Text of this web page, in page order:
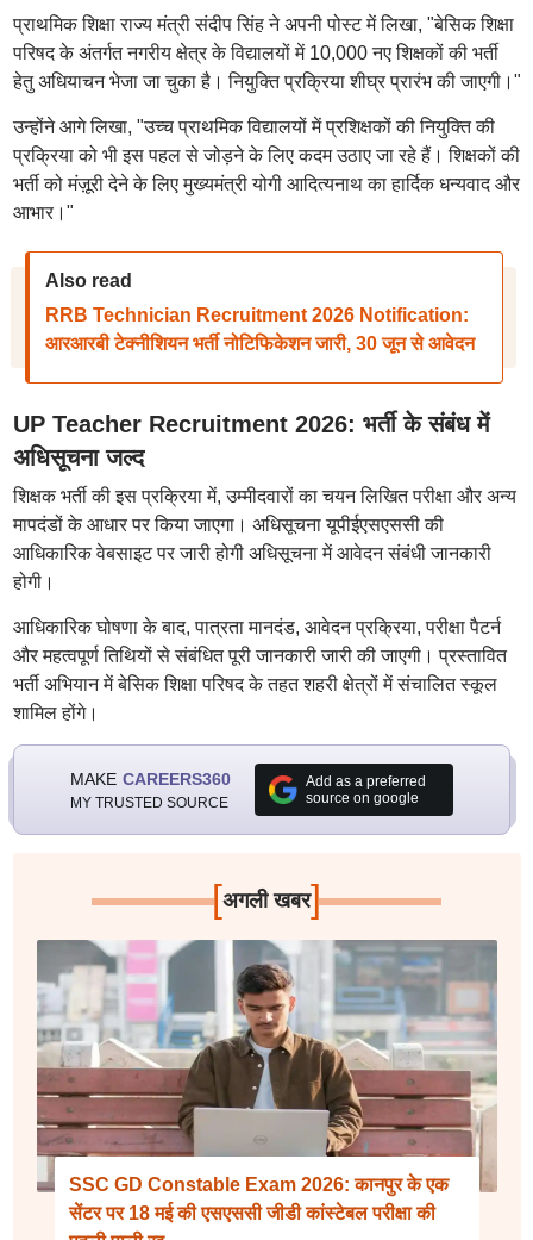
प्राथमिक शिक्षा राज्य मंत्री संदीप सिंह ने अपनी पोस्ट में लिखा, "बेसिक शिक्षा
परिषद के अंतर्गत नगरीय क्षेत्र के विद्यालयों में 10,000 नए शिक्षकों की भर्ती
हेतु अधियाचन भेजा जा चुका है। नियुक्ति प्रक्रिया शीघ्र प्रारंभ की जाएगी।"
उन्होंने आगे लिखा, "उच्च प्राथमिक विद्यालयों में प्रशिक्षकों की नियुक्ति की
प्रक्रिया को भी इस पहल से जोड़ने के लिए कदम उठाए जा रहे हैं। शिक्षकों की
भर्ती को मंज़ूरी देने के लिए मुख्यमंत्री योगी आदित्यनाथ का हार्दिक धन्यवाद और
आभार।"
Also read
RRB Technician Recruitment 2026 Notification:
आरआरबी टेक्नीशियन भर्ती नोटिफिकेशन जारी, 30 जून से आवेदन
UP Teacher Recruitment 2026: भर्ती के संबंध में
अधिसूचना जल्द
शिक्षक भर्ती की इस प्रक्रिया में, उम्मीदवारों का चयन लिखित परीक्षा और अन्य
मापदंडों के आधार पर किया जाएगा। अधिसूचना यूपीईएसएससी की
आधिकारिक वेबसाइट पर जारी होगी अधिसूचना में आवेदन संबंधी जानकारी
होगी।
आधिकारिक घोषणा के बाद, पात्रता मानदंड, आवेदन प्रक्रिया, परीक्षा पैटर्न
और महत्वपूर्ण तिथियों से संबंधित पूरी जानकारी जारी की जाएगी। प्रस्तावित
भर्ती अभियान में बेसिक शिक्षा परिषद के तहत शहरी क्षेत्रों में संचालित स्कूल
शामिल होंगे।
MAKE CAREERS360
MY TRUSTED SOURCE
Add as a preferred
source on google
[अगली खबर]
SSC GD Constable Exam 2026: कानपुर के एक
सेंटर पर 18 मई की एसएससी जीडी कांस्टेबल परीक्षा की